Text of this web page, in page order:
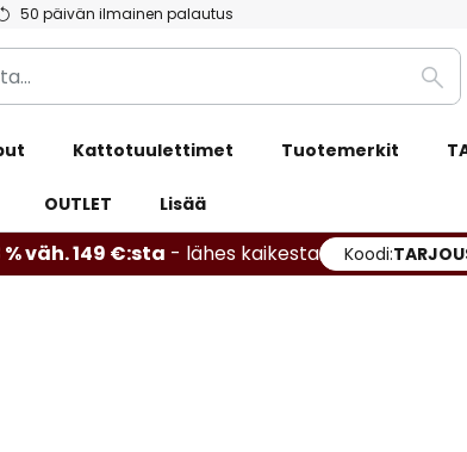
50 päivän ilmainen palautus
Etsi
Kattotuulettimet Tuotemerkit
OUTLET Lisää
väh. 149 €:sta - lähes kaikesta Koodi: